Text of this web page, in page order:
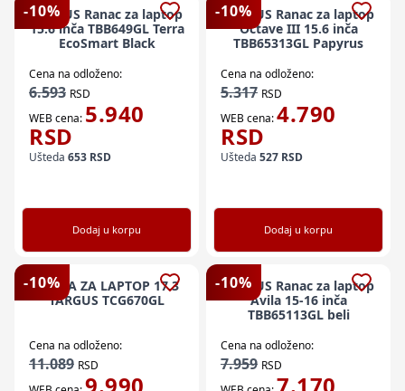
-10%
TARGUS Ranac za laptop
15.6 inča TBB649GL Terra
EcoSmart Black
Cena na odloženo:
6.593 RSD
WEB cena: 5.940
RSD
Ušteda 653 RSD
Dodaj u korpu
-10%
TARGUS Ranac za laptop
Octave III 15.6 inča
TBB65313GL Papyrus
Cena na odloženo:
5.317 RSD
WEB cena:4.790
RSD
Ušteda 527 RSD
Dodaj u korpu
-10%
TORBA ZA LAPTOP 17.3
TARGUS TCG670GL
Cena na odloženo:
11.089 RSD
-10%
TARGUS Ranac za laptop
Avila 15-16 inča
TBB65113GL beli
Cena na odloženo:
7.959 RSD